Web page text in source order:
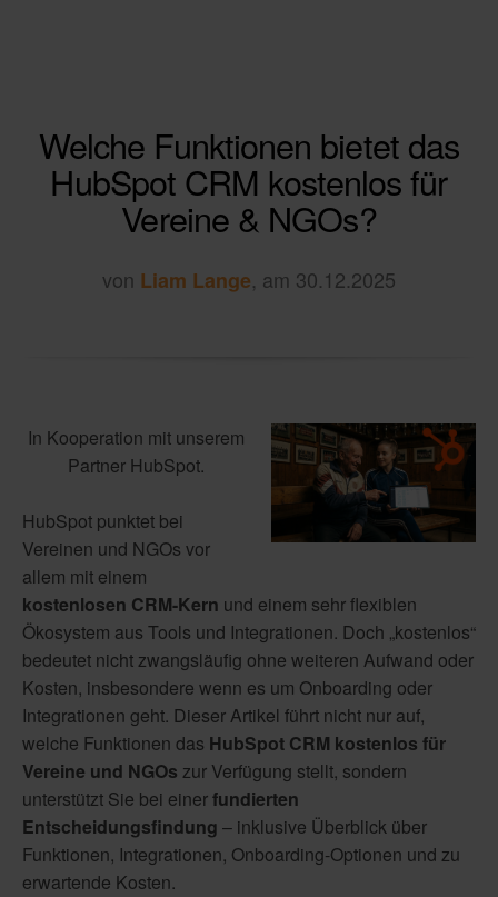
Welche Funktionen bietet das
HubSpot CRM kostenlos für
Vereine & NGOs?
von Liam Lange, am 30.12.2025
In Kooperation mit unserem
Partner HubSpot.
HubSpot punktet bei
Vereinen und NGOs vor
allem mit einem
kostenlosen CRM-Kern und einem sehr flexiblen
Ökosystem aus Tools und Integrationen. Doch „kostenlos“
bedeutet nicht zwangsläufig ohne weiteren Aufwand oder
Kosten, insbesondere wenn es um Onboarding oder
Integrationen geht. Dieser Artikel führt nicht nur auf,
welche Funktionen das HubSpot CRM kostenlos für
Vereine und NGOs zur Verfügung stellt, sondern
unterstützt Sie bei einerfundierten
Entscheidungsfindung – inklusive Überblick über
Funktionen, Integrationen, Onboarding-Optionen und zu
erwartende Kosten.